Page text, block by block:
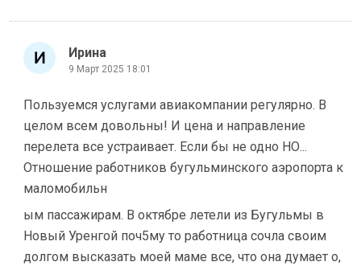
Ирина
9 Март 2025 18:01
Пользуемся услугами авиакомпании регулярно. В
целом всем довольны! И цена и направление
перелета все устраивает. Если бы не одно НО...
Отношение работников бугульминского аэропорта к
маломобильн
ым пассажирам. В октябре летели из Бугульмы в
Новый Уренгой поч5му то работница сочла своим
долгом высказать моей маме все, что она думает о,